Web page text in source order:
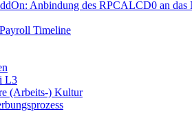
Anbindung des RPCALCD0 an das
Timeline
L3
(Arbeits-) Kultur